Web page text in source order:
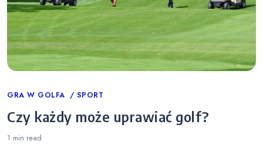
Categories
GRA W GOLFA SPORT
Czy każdy może uprawiać golf?
1 min read